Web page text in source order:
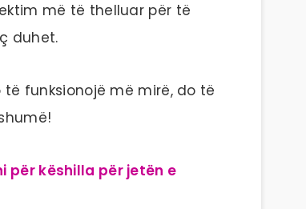
më të thelluar për të
duhet.
funksionojë më mirë, do të
për këshilla për jetën e